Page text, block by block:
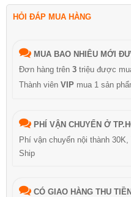
HỎI ĐÁP MUA HÀNG
MUA BAO NHIÊU MỚI
Đơn hàng trên 3 triệu được
Thành viên VIP mua 1 sản
PHÍ VẬN CHUYỂN Ở
Phí vận chuyển nội thành 30K,
Ship
CÓ GIAO HÀNG THU